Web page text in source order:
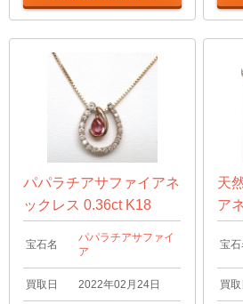
パパラチアサファイアネ
ックレス 0.36ct K18
宝石名
パパラチアサファイ
ア
買取日 2022年02月24日
天
ア
宝石
買取